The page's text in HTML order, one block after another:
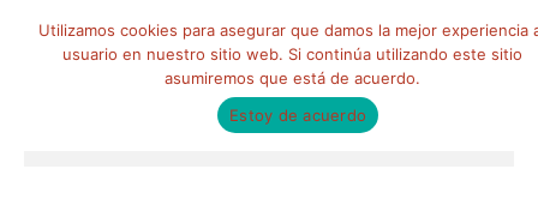
por:
Utilizamos cookies para asegurar que damos la mejor experiencia
usuario en nuestro sitio web. Si continúa utilizando este sitio
asumiremos que está de acuerdo.
Estoy de acuerdo